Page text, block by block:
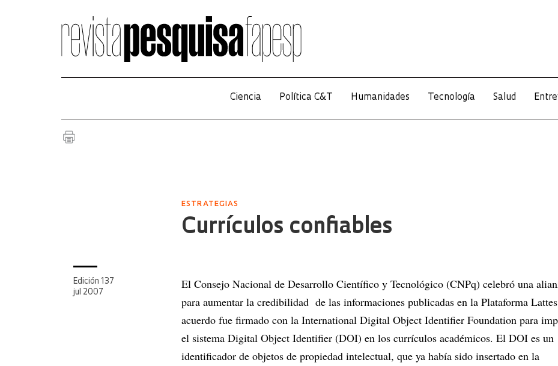
Ciencia Política C&T Humanidades Tecnología Salud
ESTRATEGIAS
Currículos confiables
Edición 137
jul 2007
El Consejo Nacional de Desarrollo Científico y Tecnológico (CNPq) celebró una
para aumentar la credibilidad de las informaciones publicadas en la Plataforma
acuerdo fue firmado con la International Digital Object Identifier Foundation para
el sistema Digital Object Identifier (DOI) en los currículos académicos. El DOI es un
identificador de objetos de propiedad intelectual, que ya había sido insertado en la